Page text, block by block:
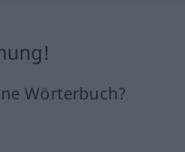
Wörterbuch?